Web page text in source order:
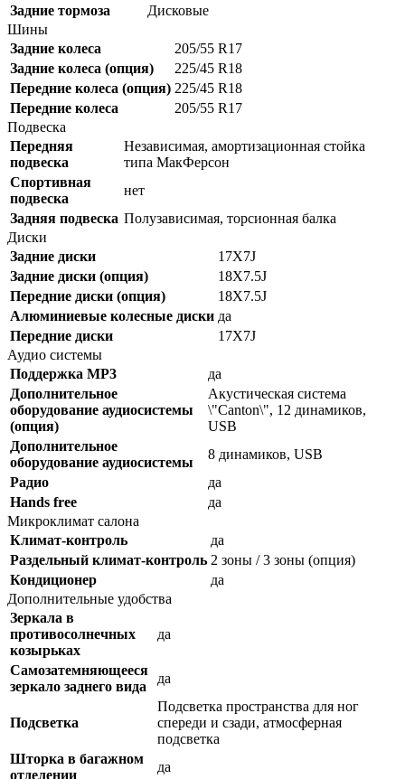
Задние тормоза
Дисковые
Шины
Задние колеса
205/55 R17
Задние колеса (опция)
225/45 R18
Передние колеса (опция) 225/45 R18
Передние колеса
205/55 R17
Подвеска
Передняя
подвеска
Независимая, амортизационная стойка
типа МакФерсон
Спортивная
подвеска
нет
Задняя подвеска Полузависимая, торсионная балка
Диски
Задние диски
17X7J
Задние диски (опция)
18X7.5J
Передние диски (опция)
18X7.5J
Алюминиевые колесные диски да
Передние диски
17X7J
Аудио системы
Поддержка MP3
да
Дополнительное
оборудование аудиосистемы
(опция)
Акустическая система
\"Canton\", 12 динамиков,
USB
Дополнительное
оборудование аудиосистемы
8 динамиков, USB
Радио
да
Hands free
да
Микроклимат салона
Климат-контроль
да
Раздельный климат-контроль 2 зоны / 3 зоны (опция)
Кондиционер
да
Дополнительные удобства
Зеркала в
противосолнечных
козырьках
да
Самозатемняющееся
зеркало заднего вида
да
Подсветка
Подсветка пространства для ног
спереди и сзади, атмосферная
подсветка
Шторка в багажном
отделении
да